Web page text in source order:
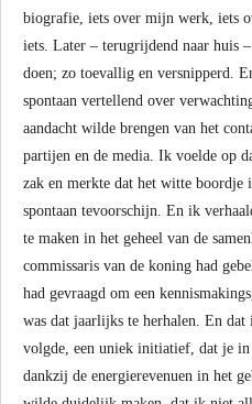
biografie, iets over mijn werk, iets
iets. Later – terugrijdend naar huis
doen; zo toevallig en versnipperd.
spontaan vertellend over
aandacht wilde brengen van het
partijen en de media. Ik voelde op
zak en merkte dat het witte boordje
spontaan tevoorschijn. En ik
te maken in het geheel van de
commissaris van de koning had
had gevraagd om een
was dat jaarlijks te herhalen. En
volgde, een uniek initiatief, dat je
dankzij de energierevenuen in het